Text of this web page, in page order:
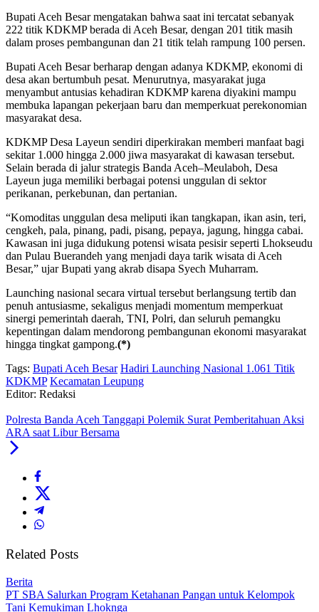
Bupati Aceh Besar mengatakan bahwa saat ini tercatat sebanyak
222 titik KDKMP berada di Aceh Besar, dengan 201 titik masih
dalam proses pembangunan dan 21 titik telah rampung 100 persen.
Bupati Aceh Besar berharap dengan adanya KDKMP, ekonomi di
desa akan bertumbuh pesat. Menurutnya, masyarakat juga
menyambut antusias kehadiran KDKMP karena diyakini mampu
membuka lapangan pekerjaan baru dan memperkuat perekonomian
masyarakat desa.
KDKMP Desa Layeun sendiri diperkirakan memberi manfaat bagi
sekitar 1.000 hingga 2.000 jiwa masyarakat di kawasan tersebut.
Selain berada di jalur strategis Banda Aceh–Meulaboh, Desa
Layeun juga memiliki berbagai potensi unggulan di sektor
perikanan, perkebunan, dan pertanian.
“Komoditas unggulan desa meliputi ikan tangkapan, ikan asin, teri,
cengkeh, pala, pinang, padi, pisang, pepaya, jagung, hingga cabai.
Kawasan ini juga didukung potensi wisata pesisir seperti Lhokseudu
dan Pulau Buerandeh yang menjadi daya tarik wisata di Aceh
Besar,” ujar Bupati yang akrab disapa Syech Muharram.
Launching nasional secara virtual tersebut berlangsung tertib dan
penuh antusiasme, sekaligus menjadi momentum memperkuat
sinergi pemerintah daerah, TNI, Polri, dan seluruh pemangku
kepentingan dalam mendorong pembangunan ekonomi masyarakat
hingga tingkat gampong.(*)
Tags: Bupati Aceh Besar Hadiri Launching Nasional 1.061 Titik
KDKMP Kecamatan Leupung
Editor: Redaksi
Polresta Banda Aceh Tanggapi Polemik Surat Pemberitahuan Aksi
ARA saat Libur Bersama
Related Posts
Berita
PT SBA Salurkan Program Ketahanan Pangan untuk Kelompok
Tani Kemukiman Lhoknga